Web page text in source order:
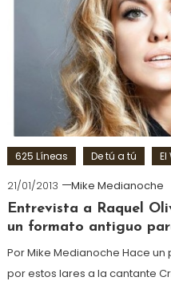
625 Líneas De tú a tú
21/01/2013
Mike Medianoche
Entrevista a Raquel
un formato antiguo
Por Mike Medianoche Hace
por estos lares a la cantante